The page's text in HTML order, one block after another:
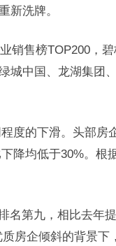
新洗牌。
销售榜TOP200，
城中国、龙湖集团
度的下滑。头部房
降均低于30%。根
名第九，相比去年
房企倾斜的背景下